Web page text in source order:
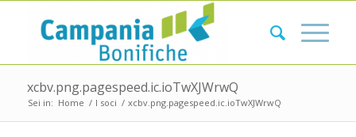
xcbv.png.pagespeed.ic.ioTwXJWrwQ
Sei in: Home / I soci / xcbv.png.pagespeed.ic.ioTwXJWrwQ